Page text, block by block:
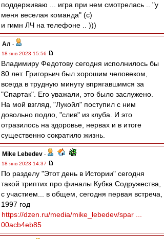
поддерживаю ... игра при нем смотрелась .. "у
меня веселая команда" (с)
и гимн ЛЧ на телефоне .. )))
Ал -
18 янв 2023 15:56
Владимиру Федотову сегодня исполнилось бы
80 лет. Григорьич был хорошим человеком,
всегда в трудную минуту впрягавшимся за
"Спартак". Его уважали, это было заслужено.
На мой взгляд, "Лукойл" поступил с ним
довольно подло, "слив" из клуба. И это
отразилось на здоровье, нервах и в итоге
существенно сократило жизнь.
Mike Lebedev -
18 янв 2023 14:37
По разделу "Этот день в Истории" сегодня
такой триптих про финалы Кубка Содружества,
с участием... в общем, сегодня первая встреча,
1997 год
https://dzen.ru/media/mike_lebedev/spar ...
00acb4eb85